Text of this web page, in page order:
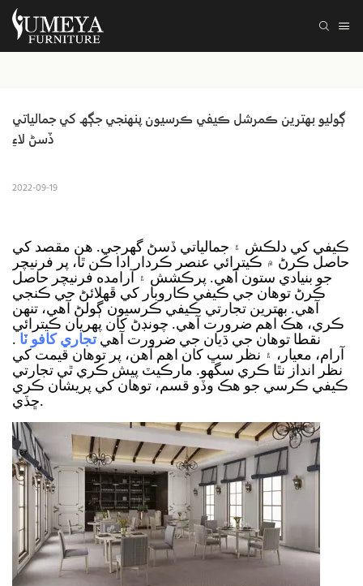
ڳوليو بھترين ڪمرشل ڪيفي ڪرسيون پنھنجي جڳھ کي جمالياتي
ڏسڻ لاءِ
2022-09-19
ڪيفي کي دلڪش ۽ جمالياتي ڏسڻ گهرجي. هن مقصد کي
حاصل ڪرڻ ۾ ڪيترائي عنصر ڪردار ادا ڪن ٿا، پر فرنيچر
جو بنيادي ستون آهي. پرڪشش ۽ آرامده فرنيچر حاصل
ڪرڻ توهان جي ڪيفي ڪاروبار کي ڦهلائڻ جي ڪنجي
آهي. بهترين تجارتي ڪيفي ڪرسيون ڳولڻ آهي، تنهن
ڪري، هڪ اهم ضرورت آهي. چونڊڻ کان پهريان ڪيترائي
نقطا توهان جي ڌيان جي ضرورت آهيتجاري کافو ٽا .
آرام، معيار، ۽ نظر سڀ کان اهم آهن، پر توهان قيمت کي
نظر انداز نٿا ڪري سگهو. مارڪيٽ پيش ڪري ٿي تجارتي
ڪيفي ڪرسي جو هڪ وڏو قسم، توهان کي پريشان ڪري
ڇڏي.